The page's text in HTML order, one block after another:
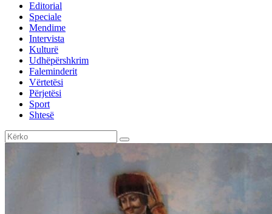
Editorial
Speciale
Mendime
Intervista
Kulturë
Udhëpërshkrim
Faleminderit
Vërtetësi
Përjetësi
Sport
Shtesë